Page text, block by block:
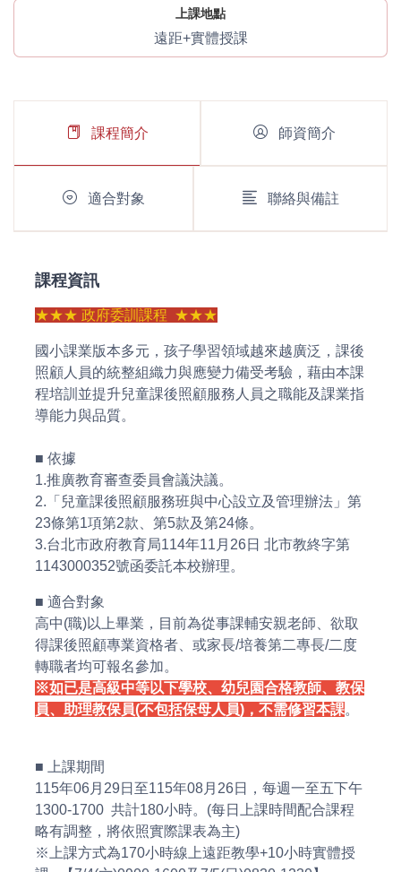
上課地點
遠距+實體授課
課程簡介 師資簡介
適合對象 聯絡與備註
課程資訊
★★★ 政府委訓課程 ★★★
國小課業版本多元，孩子學習領域越來越廣泛，課後
照顧人員的統整組織力與應變力備受考驗，藉由本課
程培訓並提升兒童課後照顧服務人員之職能及課業指
導能力與品質。
■ 依據
1.推廣教育審查委員會議決議。
2.「兒童課後照顧服務班與中心設立及管理辦法」第
23條第1項第2款、第5款及第24條。
3.台北市政府教育局114年11月26日 北市教終字第
1143000352號函委託本校辦理。
■ 適合對象
高中(職)以上畢業，目前為從事課輔安親老師、欲取
得課後照顧專業資格者、或家長/培養第二專長/二度
轉職者均可報名參加。
※如已是高級中等以下學校、幼兒園合格教師、教保
員、助理教保員(不包括保母人員)，不需修習本課。
■ 上課期間
115年06月29日至115年08月26日，每週一至五下午
1300-1700 共計180小時。(每日上課時間配合課程
略有調整，將依照實際課表為主)
※上課方式為170小時線上遠距教學+10小時實體授